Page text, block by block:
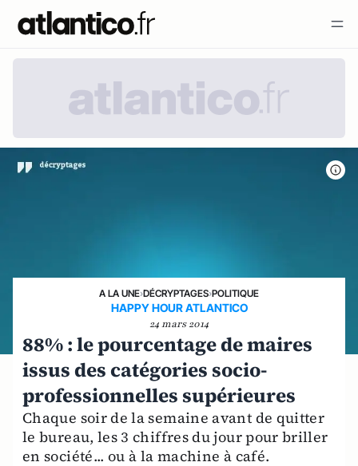
A LA UNE›DÉCRYPTAGES›POLITIQUE
HAPPY HOUR ATLANTICO
24 mars 2014
88% : le pourcentage de maires
issus des catégories socio-
professionnelles supérieures
Chaque soir de la semaine avant de quitter
le bureau, les 3 chiffres du jour pour briller
en société... ou à la machine à café.